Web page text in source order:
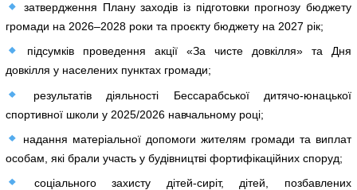
затвердження Плану заходів із підготовки прогнозу бюджету
громади на 2026–2028 роки та проєкту бюджету на 2027 рік;
підсумків проведення акції «За чисте довкілля» та Дня
довкілля у населених пунктах громади;
результатів діяльності Бессарабської дитячо-юнацької
спортивної школи у 2025/2026 навчальному році;
надання матеріальної допомоги жителям громади та виплат
особам, які брали участь у будівництві фортифікаційних споруд;
соціального захисту дітей-сиріт, дітей, позбавлених